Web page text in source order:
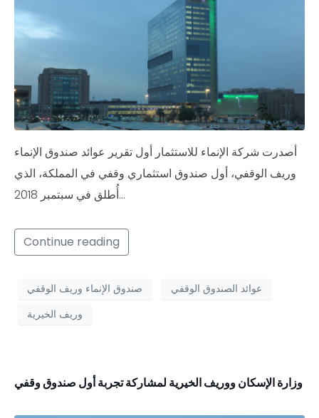
أصدرت شركة الإنماء للاستثمار أول تقرير عوائد صندوق الإنماء
وريف الوقفي، أول صندوق استثماري وقفي في المملكة، الذي
أُطلق في سبتمبر 2018…
Continue reading
صندوق الإنماء وريف الوقفي
عوائد الصندوق الوقفي
وريف الخيرية
وزارة الإسكان ووريف الخيرية لمشاركة تجربة أول صندوق وقفي